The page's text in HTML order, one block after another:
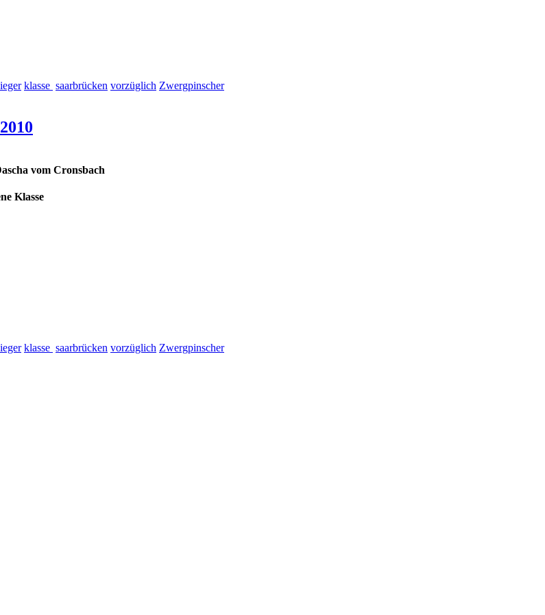
klasse saarbrücken vorzüglich Zwergpinscher
vom Cronsbach
Klasse
klasse saarbrücken vorzüglich Zwergpinscher